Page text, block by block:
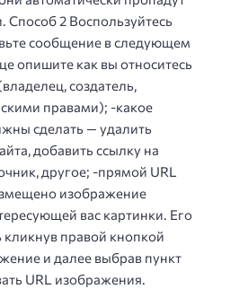
Способ 2 Воспользуйтесь
сообщение в следующем
опишите как вы относитесь
создатель,
правами); -какое
сделать — удалить
добавить ссылку на
другое; -прямой URL
изображение
вас картинки. Его
правой кнопкой
и далее выбрав пункт
URL изображения.